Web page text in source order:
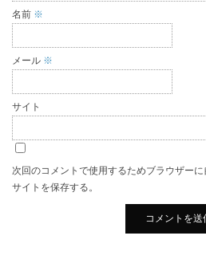
名前 ※
メール ※
サイト
次回のコメントで使用するためブラウザーに
サイトを保存する。